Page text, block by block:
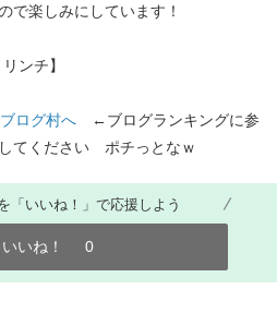
で楽しみにしています！
ンチ】
←ブログランキングに参
てください ポチっとなｗ
「いいね！」で応援しよう
いいね！ 0